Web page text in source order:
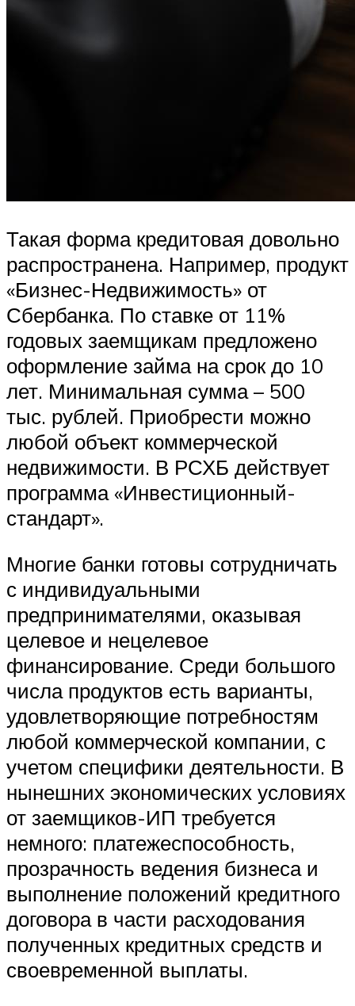
Такая форма кредитовая довольно
распространена. Например, продукт
«Бизнес-Недвижимость» от
Сбербанка. По ставке от 11%
годовых заемщикам предложено
оформление займа на срок до 10
лет. Минимальная сумма – 500
тыс. рублей. Приобрести можно
любой объект коммерческой
недвижимости. В РСХБ действует
программа «Инвестиционный-
стандарт».
Многие банки готовы сотрудничать
с индивидуальными
предпринимателями, оказывая
целевое и нецелевое
финансирование. Среди большого
числа продуктов есть варианты,
удовлетворяющие потребностям
любой коммерческой компании, с
учетом специфики деятельности. В
нынешних экономических условиях
от заемщиков-ИП требуется
немного: платежеспособность,
прозрачность ведения бизнеса и
выполнение положений кредитного
договора в части расходования
полученных кредитных средств и
своевременной выплаты.